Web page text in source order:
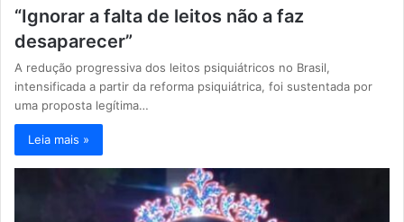
“Ignorar a falta de leitos não a faz
desaparecer”
A redução progressiva dos leitos psiquiátricos no Brasil,
intensificada a partir da reforma psiquiátrica, foi sustentada por
uma proposta legítima…
Leia mais »